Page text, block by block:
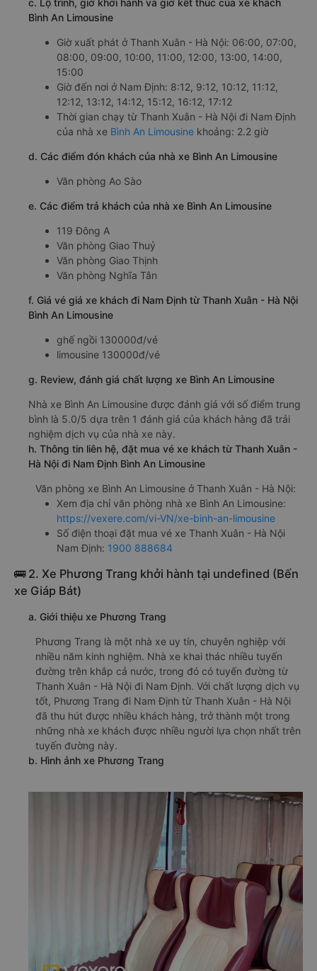
c. Lộ trình, giờ khởi hành và giờ kết thúc của xe khách
Bình An Limousine
Giờ xuất phát ở Thanh Xuân - Hà Nội: 06:00, 07:00,
08:00, 09:00, 10:00, 11:00, 12:00, 13:00, 14:00,
15:00
Giờ đến nơi ở Nam Định: 8:12, 9:12, 10:12, 11:12,
12:12, 13:12, 14:12, 15:12, 16:12, 17:12
Thời gian chạy từ Thanh Xuân - Hà Nội đi Nam Định
của nhà xe Bình An Limousine khoảng: 2.2 giờ
d. Các điểm đón khách của nhà xe Bình An Limousine
Văn phòng Ao Sào
e. Các điểm trả khách của nhà xe Bình An Limousine
119 Đông A
Văn phòng Giao Thuỷ
Văn phòng Giao Thịnh
Văn phòng Nghĩa Tân
f. Giá vé giá xe khách đi Nam Định từ Thanh Xuân - Hà Nội
Bình An Limousine
ghế ngồi 130000đ/vé
limousine 130000đ/vé
g. Review, đánh giá chất lượng xe Bình An Limousine
Nhà xe Bình An Limousine được đánh giá với số điểm trung
bình là 5.0/5 dựa trên 1 đánh giá của khách hàng đã trải
nghiệm dịch vụ của nhà xe này.
h. Thông tin liên hệ, đặt mua vé xe khách từ Thanh Xuân -
Hà Nội đi Nam Định Bình An Limousine
Văn phòng xe Bình An Limousine ở Thanh Xuân - Hà Nội:
Xem địa chỉ văn phòng nhà xe Bình An Limousine:
https://vexere.com/vi-VN/xe-binh-an-limousine
Số điện thoại đặt mua vé xe Thanh Xuân - Hà Nội
Nam Định: 1900 888684
🚌 2. Xe Phương Trang khởi hành tại undefined (Bến
xe Giáp Bát)
a. Giới thiệu xe Phương Trang
Phương Trang là một nhà xe uy tín, chuyên nghiệp với
nhiều năm kinh nghiệm. Nhà xe khai thác nhiều tuyến
đường trên khắp cả nước, trong đó có tuyến đường từ
Thanh Xuân - Hà Nội đi Nam Định. Với chất lượng dịch vụ
tốt, Phương Trang đi Nam Định từ Thanh Xuân - Hà Nội
đã thu hút được nhiều khách hàng, trở thành một trong
những nhà xe khách được nhiều người lựa chọn nhất trên
tuyến đường này.
b. Hình ảnh xe Phương Trang